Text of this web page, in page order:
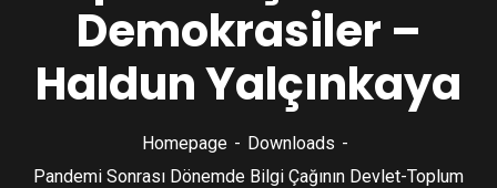
Demokrasiler –
Haldun Yalçınkaya
Homepage
Downloads
Pandemi Sonrası Dönemde Bilgi Çağının Devlet-Toplum